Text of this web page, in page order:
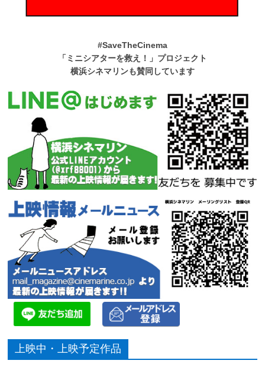
#SaveTheCinema
「ミニシアターを救え！」プロジェクト
横浜シネマリンも賛同しています
上映中・上映予定作品